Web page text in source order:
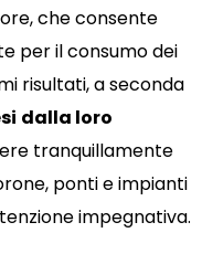
che consente
per il consumo dei
risultati, a seconda
dalla loro
tranquillamente
ponti e impianti
impegnativa.